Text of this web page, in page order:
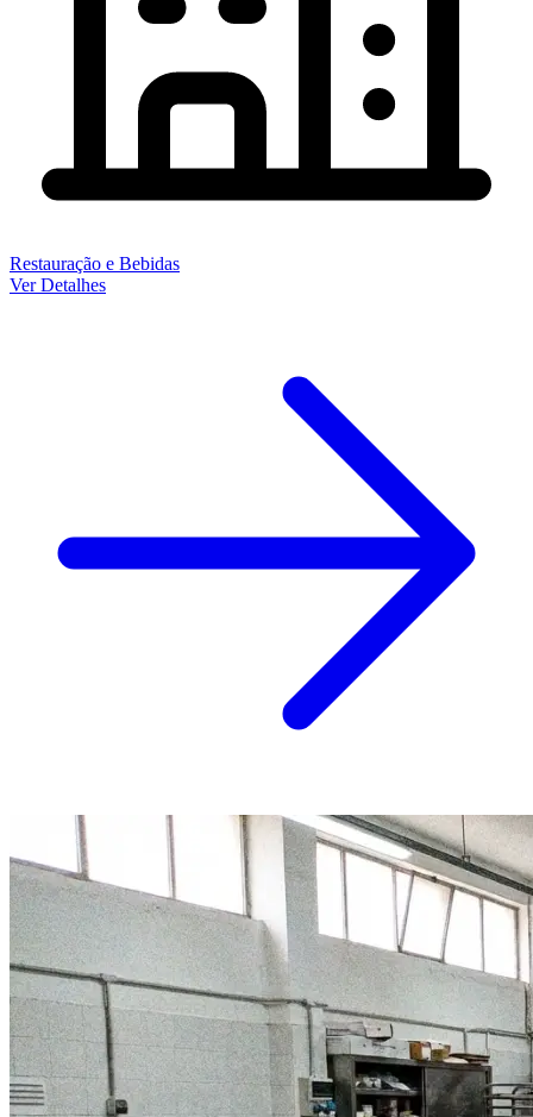
Restauração e Bebidas
Ver Detalhes